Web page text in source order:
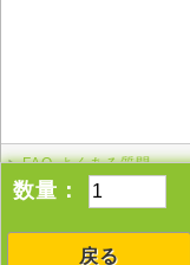
数量：
戻る
FAQ よくある質問
Copyright © 2005-2026